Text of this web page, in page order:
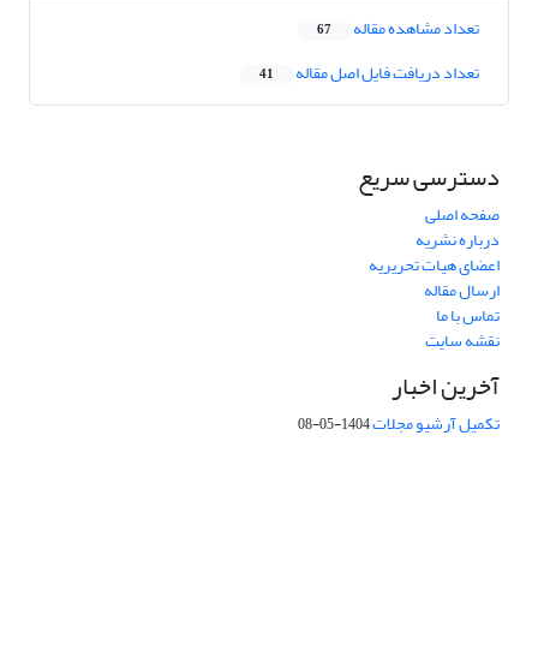
تعداد مشاهده مقاله 67
تعداد دریافت فایل اصل مقاله 41
دسترسی سریع
صفحه اصلی
درباره نشریه
اعضای هیات تحریریه
ارسال مقاله
تماس با ما
نقشه سایت
آخرین اخبار
تکمیل آرشیو مجلات1404-05-08